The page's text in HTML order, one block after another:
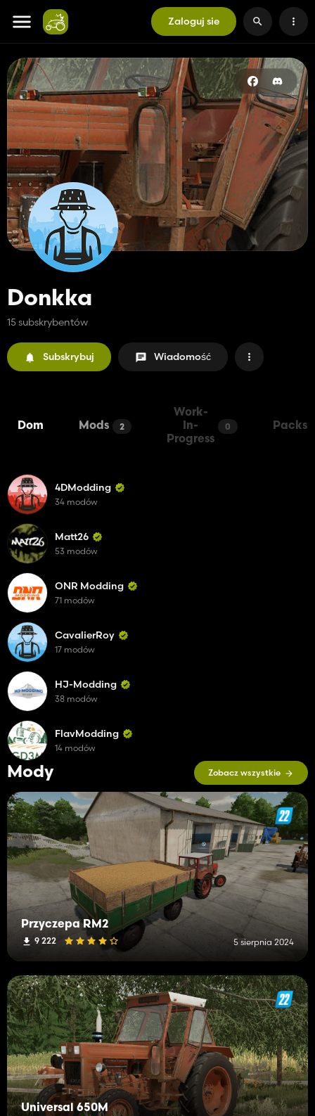
Zaloguj sie
Donkka
15 subskrybentów
Subskrybuj Wiadomość
Dom Mods 2
Work-
In-
Progress
0 Packs
Mody Zobacz wszystkie
Przyczepa RM2
9 222 5 sierpnia 2024
Universal 650M
4DModding
34 modów
Matt26
53 modów
ONR Modding
71 modów
CavalierRoy
17 modów
HJ-Modding
38 modów
FlavModding
14 modów